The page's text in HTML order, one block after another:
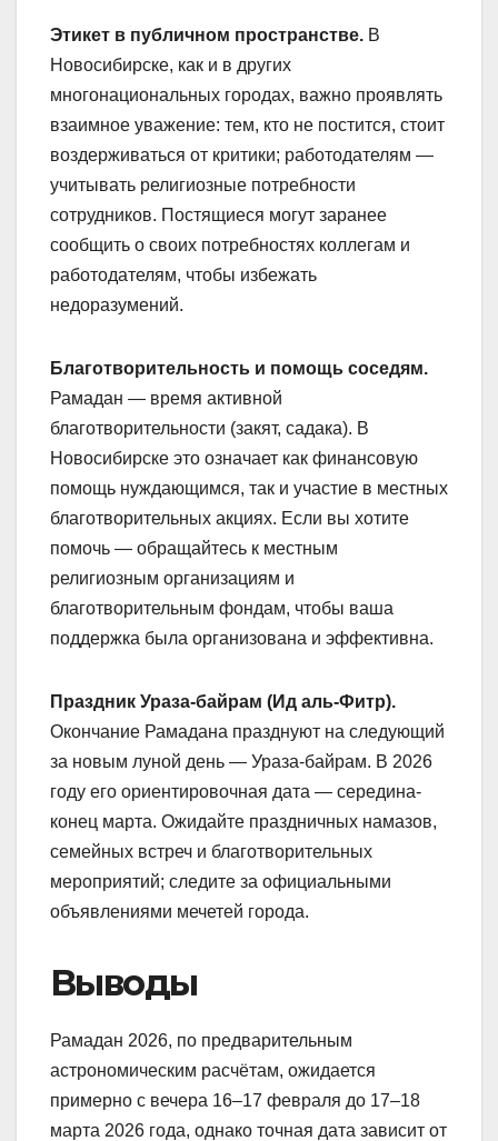
Этикет в публичном пространстве. В
Новосибирске, как и в других
многонациональных городах, важно проявлять
взаимное уважение: тем, кто не постится, стоит
воздерживаться от критики; работодателям —
учитывать религиозные потребности
сотрудников. Постящиеся могут заранее
сообщить о своих потребностях коллегам и
работодателям, чтобы избежать
недоразумений.
Благотворительность и помощь соседям.
Рамадан — время активной
благотворительности (закят, садака). В
Новосибирске это означает как финансовую
помощь нуждающимся, так и участие в местных
благотворительных акциях. Если вы хотите
помочь — обращайтесь к местным
религиозным организациям и
благотворительным фондам, чтобы ваша
поддержка была организована и эффективна.
Праздник Ураза-байрам (Ид аль-Фитр).
Окончание Рамадана празднуют на следующий
за новым луной день — Ураза-байрам. В 2026
году его ориентировочная дата — середина-
конец марта. Ожидайте праздничных намазов,
семейных встреч и благотворительных
мероприятий; следите за официальными
объявлениями мечетей города.
Выводы
Рамадан 2026, по предварительным
астрономическим расчётам, ожидается
примерно с вечера 16–17 февраля до 17–18
марта 2026 года, однако точная дата зависит от